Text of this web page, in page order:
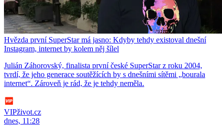
Hvězda první SuperStar má jasno: Kdyby tehdy existoval dnešní
Instagram, internet by kolem něj šílel
Julián Záhorovský, finalista první české SuperStar z roku 2004,
tvrdí, že jeho generace soutěžících by s dnešními sítěmi „bourala
internet“. Zároveň je rád, že je tehdy neměla.
VIPživot.cz
dnes, 11:28